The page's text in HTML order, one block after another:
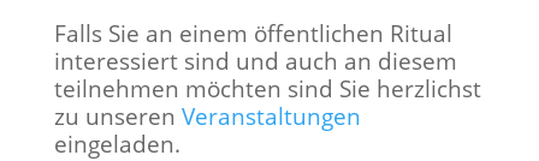
Falls Sie an einem öffentlichen Ritual
interessiert sind und auch an diesem
teilnehmen möchten sind Sie herzlichst
zu unseren Veranstaltungen
eingeladen.